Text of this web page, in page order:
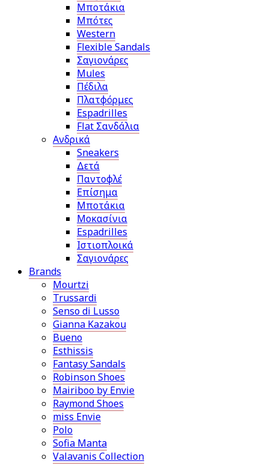
Μποτάκια
Μπότες
Western
Flexible Sandals
Σαγιονάρες
Mules
Πέδιλα
Πλατφόρμες
Espadrilles
Flat Σανδάλια
Ανδρικά
Sneakers
Δετά
Παντοφλέ
Επίσημα
Μποτάκια
Μοκασίνια
Espadrilles
Ιστιοπλοικά
Σαγιονάρες
Brands
Mourtzi
Trussardi
Senso di Lusso
Gianna Kazakou
Bueno
Esthissis
Fantasy Sandals
Robinson Shoes
Mairiboo by Envie
Raymond Shoes
miss Envie
Polo
Sofia Manta
Valavanis Collection